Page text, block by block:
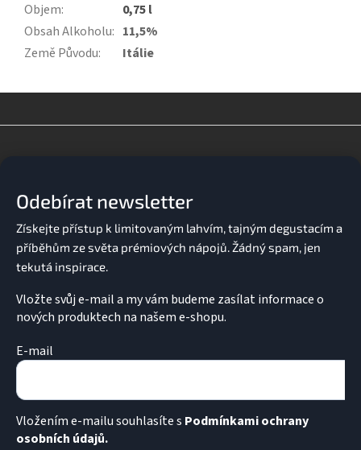
Objem:
0,75 l
Obsah Alkoholu: 11,5%
Země Původu: Itálie
Odebírat newsletter
Vložte svůj e-mail a my vám budeme zasílat informace o
nových produktech na našem e-shopu.
E-mail
Vložením e-mailu souhlasíte s Podmínkami ochrany
osobních údajů.